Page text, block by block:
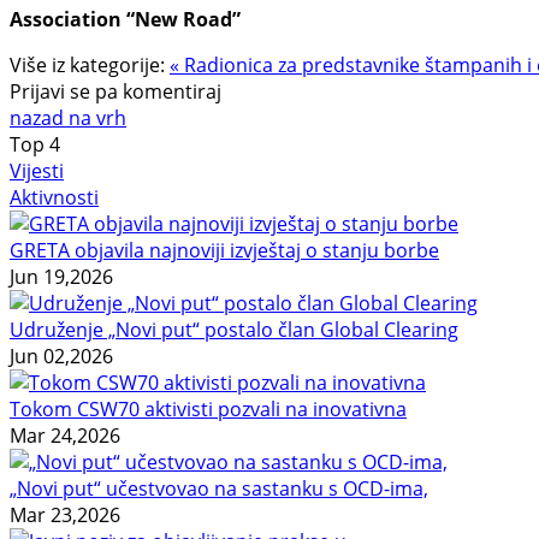
Association “New Road”
Više iz kategorije: « Radionica za predstavnike štampanih
Prijavi se pa komentiraj
nazad na vrh
Top 4
Vijesti
Aktivnosti
GRETA objavila najnoviji izvještaj o stanju borbe
Jun 19,2026
Udruženje „Novi put“ postalo član Global Clearing
Jun 02,2026
Tokom CSW70 aktivisti pozvali na inovativna
Mar 24,2026
„Novi put“ učestvovao na sastanku s OCD-ima,
Mar 23,2026